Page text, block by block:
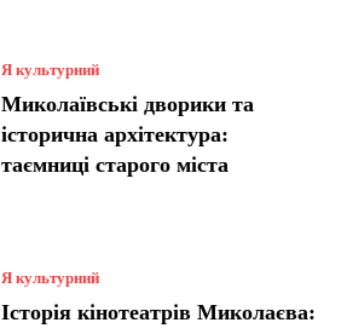
Я культурний
Миколаївські дворики та
історична архітектура:
таємниці старого міста
Я культурний
Історія кінотеатрів Миколаєва: